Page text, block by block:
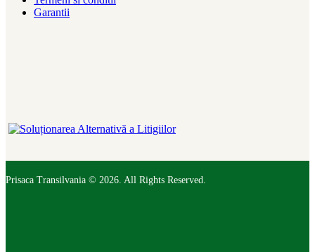
Garantii
Prisaca Transilvania © 2026. All Rights Reserved.